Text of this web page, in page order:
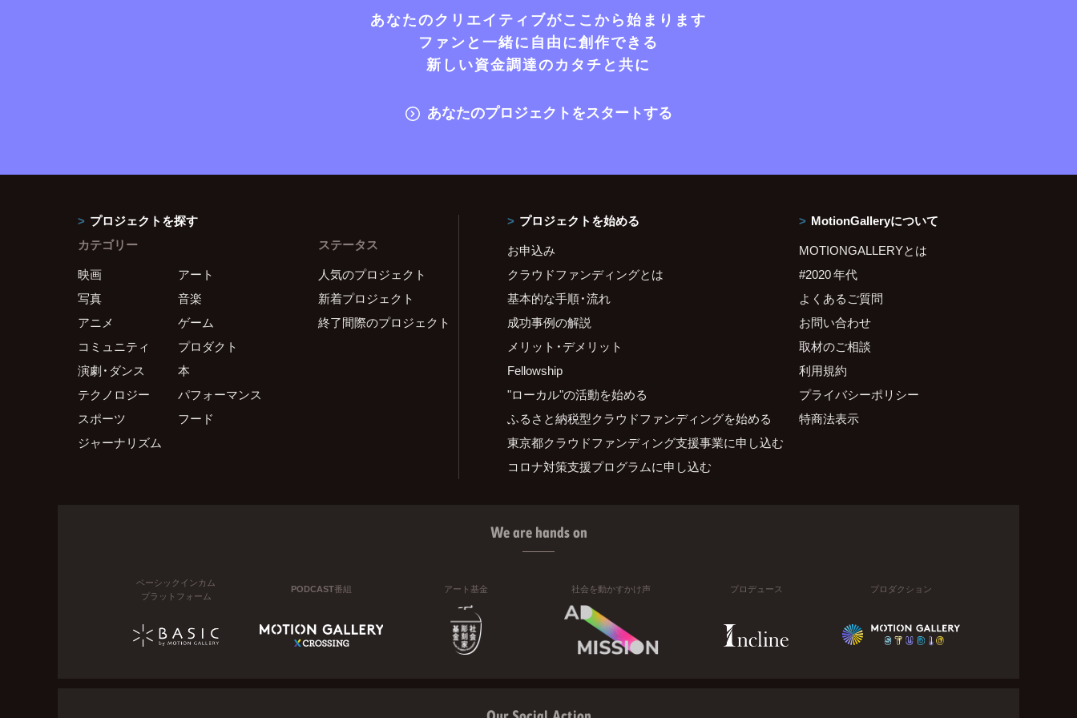
あなたのクリエイティブがここから始まります
ファンと一緒に自由に創作できる
新しい資金調達のカタチと共に
あなたのプロジェクトをスタートする
プロジェクトを探す
カテゴリー
映画
アート
写真
音楽
アニメ
ゲーム
コミュニティ
プロダクト
演劇・ダンス
本
テクノロジー
パフォーマンス
スポーツ
フード
ジャーナリズム
ステータス
人気のプロジェクト
新着プロジェクト
終了間際のプロジェクト
プロジェクトを始める
お申込み
クラウドファンディングとは
基本的な手順・流れ
成功事例の解説
メリット・デメリット
Fellowship
"ローカル"の活動を始める
ふるさと納税型クラウドファンディングを始める
東京都クラウドファンディング支援事業に申し込む
コロナ対策支援プログラムに申し込む
MotionGalleryについて
MOTIONGALLERYとは
#2020 年代
よくあるご質問
お問い合わせ
取材のご相談
利用規約
プライバシーポリシー
特商法表示
We are hands on
ベーシックインカム
プラットフォーム
PODCAST番組 アート基金 社会を動かすかけ声 プロデュース プロダクション